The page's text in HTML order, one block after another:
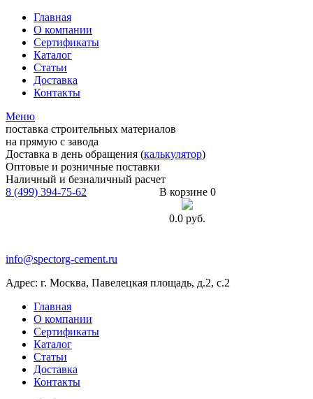
Главная
О компании
Сертификаты
Каталог
Статьи
Доставка
Контакты
Меню
поставка строительных материалов
на прямую с завода
Доставка в день обращения (калькулятор)
Оптовые и розничные поставки
Наличный и безналичный расчет
8 (499) 394-75-62
В корзине 0
0.0 руб.
info@spectorg-cement.ru
Адрес: г. Москва, Павелецкая площадь, д.2, с.2
Главная
О компании
Сертификаты
Каталог
Статьи
Доставка
Контакты